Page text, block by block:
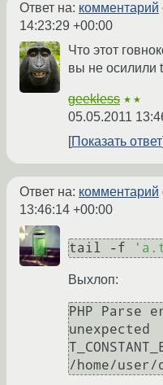
Ответ на: комментарий
14:23:29 +00:00
Что этот
вы не осилили
geekless ★★
05.05.2011
Показать ответ
Ответ на: комментарий
13:46:14 +00:00
tail -f
Выхлоп:
PHP
unexpected